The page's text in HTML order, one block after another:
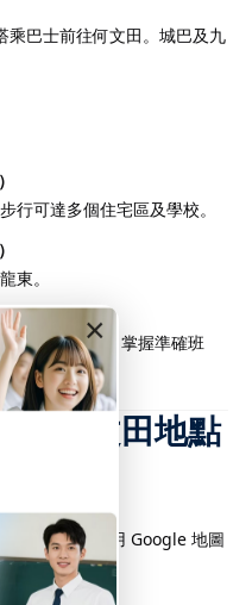
×
乘巴士前往何文田。城巴及九
行可達多個住宅區及學校。
東。
城巴 App」）掌握準確班
何文田地點
位置？只需使用 Google 地圖
路線。